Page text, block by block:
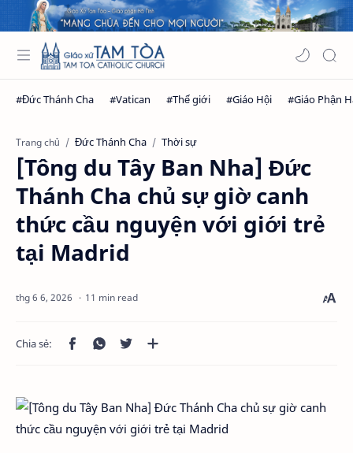
Trang chủ Đức Thánh Cha Thời sự
[Tông du Tây Ban Nha] Đức
Thánh Cha chủ sự giờ canh
thức cầu nguyện với giới trẻ
tại Madrid
11 min read